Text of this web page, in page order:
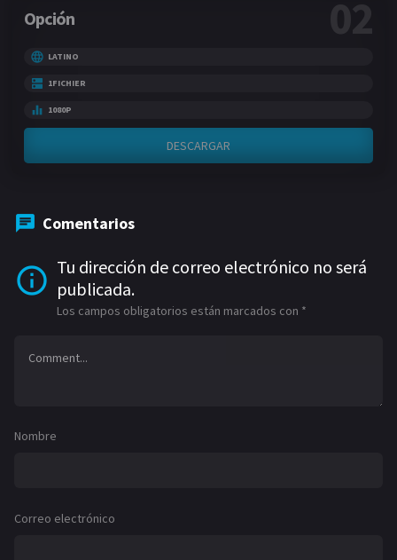
Opción 02
LATINO
1FICHIER
1080P
DESCARGAR
Comentarios
Tu dirección de correo electrónico no será
publicada.
Los campos obligatorios están marcados con *
Nombre
Correo electrónico